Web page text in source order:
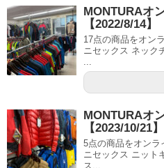
MONTURAオ
【2022/8/14】
17点の商品をオン
ニセックス ネック
MONTURAオ
【2023/10/21】
5点の商品をオンラ
ニセックス ニット
ス...